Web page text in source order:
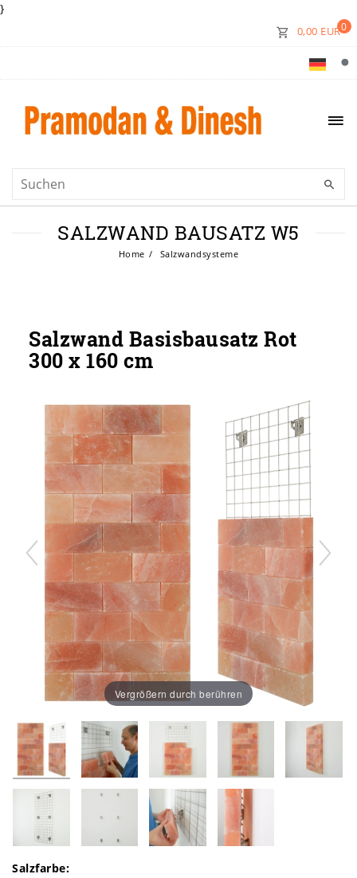
}
0
0,00 EUR
SALZWAND BAUSATZ W5
Home Salzwandsysteme
Salzwand Basisbausatz Rot
300 x 160 cm
Vergrößern durch berühren
Salzfarbe: